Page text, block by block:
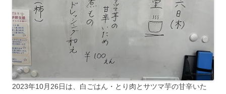
2023年10月26日は、白ごはん・とり肉とサツマ芋の甘辛いた